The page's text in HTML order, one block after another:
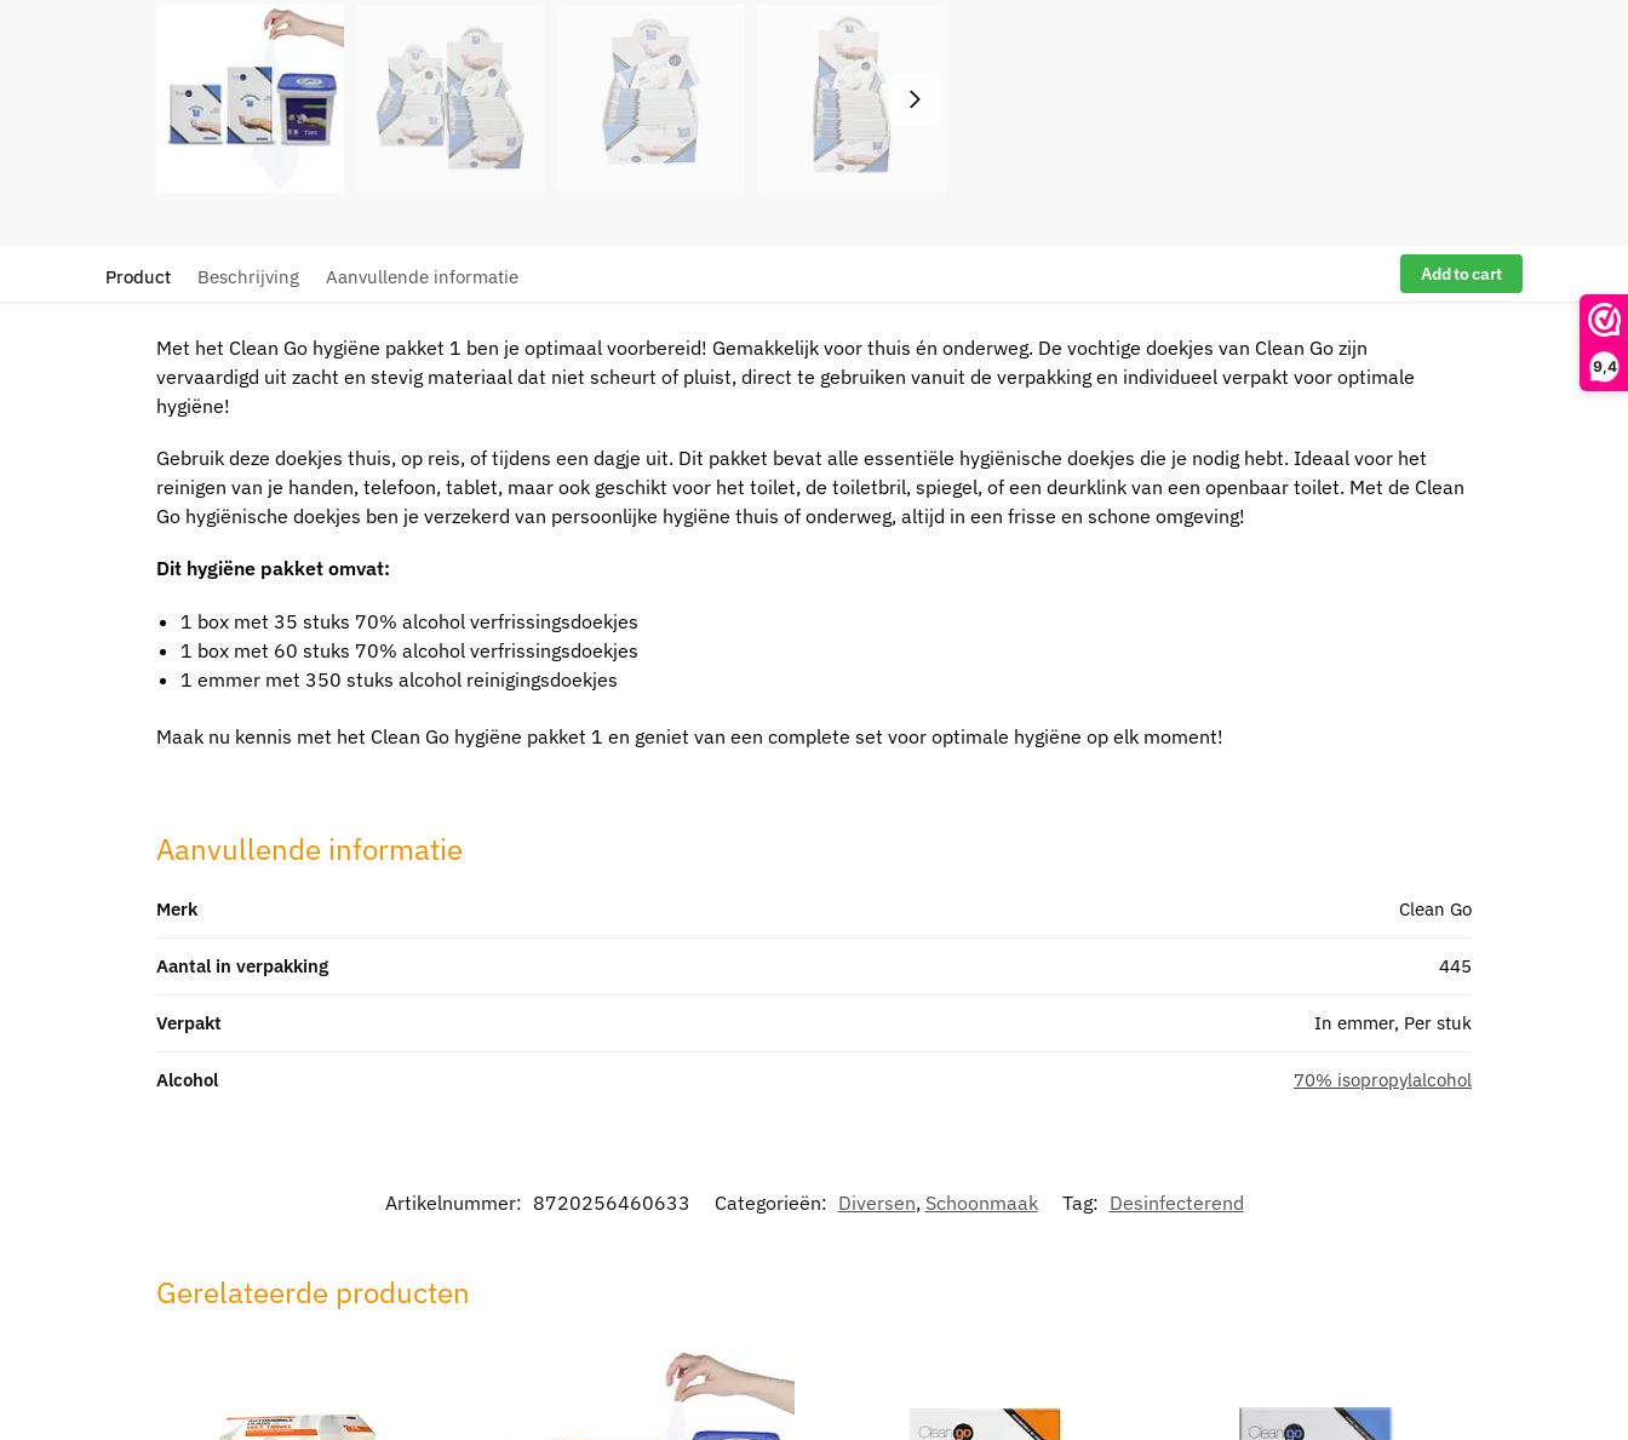
9,4
Product Beschrijving Aanvullende informatie Add to cart
Met het Clean Go hygiëne pakket 1 ben je optimaal voorbereid! Gemakkelijk voor thuis én onderweg. De vochtige doekjes van Clean Go zijn
vervaardigd uit zacht en stevig materiaal dat niet scheurt of pluist, direct te gebruiken vanuit de verpakking en individueel verpakt voor optimale
hygiëne!
Gebruik deze doekjes thuis, op reis, of tijdens een dagje uit. Dit pakket bevat alle essentiële hygiënische doekjes die je nodig hebt. Ideaal voor het
reinigen van je handen, telefoon, tablet, maar ook geschikt voor het toilet, de toiletbril, spiegel, of een deurklink van een openbaar toilet. Met de Clean
Go hygiënische doekjes ben je verzekerd van persoonlijke hygiëne thuis of onderweg, altijd in een frisse en schone omgeving!
Dit hygiëne pakket omvat:
1 box met 35 stuks 70% alcohol verfrissingsdoekjes
1 box met 60 stuks 70% alcohol verfrissingsdoekjes
1 emmer met 350 stuks alcohol reinigingsdoekjes
Maak nu kennis met het Clean Go hygiëne pakket 1 en geniet van een complete set voor optimale hygiëne op elk moment!
Aanvullende informatie
Merk Clean Go
Aantal in verpakking 445
Verpakt In emmer, Per stuk
Alcohol 70% isopropylalcohol
Artikelnummer: 8720256460633 Categorieën: Diversen, Schoonmaak Tag: Desinfecterend
Gerelateerde producten